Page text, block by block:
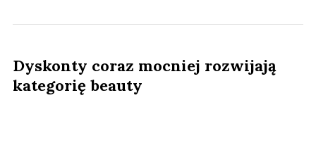
Dyskonty coraz mocniej rozwijają
kategorię beauty